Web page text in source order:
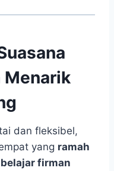
Menarik
dan fleksibel,
yang ramah
firman